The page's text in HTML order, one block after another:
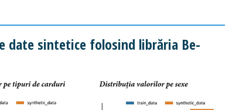
date sintetice folosind librăria Be-